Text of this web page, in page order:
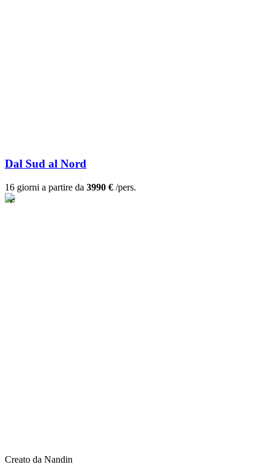
Dal Sud al Nord
16 giorni a partire da 3990 € /pers.
Creato da Nandin